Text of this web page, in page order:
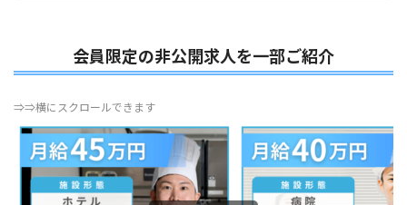
会員限定の非公開求人を一部ご紹介
⇒⇒横にスクロールできます